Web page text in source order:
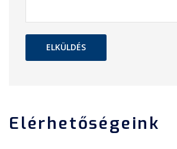
ELKÜLDÉS
Elérhetőségeink